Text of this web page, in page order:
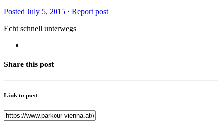
Posted July 5, 2015 · Report post
Echt schnell unterwegs
Share this post
Link to post